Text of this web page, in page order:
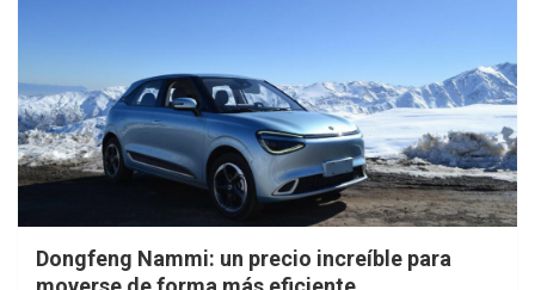
Dongfeng Nammi: un precio increíble para